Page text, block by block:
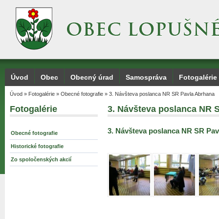
Úvod Obec Obecný úrad Samospráva Fotogalérie
Úvod » Fotogalérie » Obecné fotografie » 3. Návšteva poslanca NR SR Pavla Abrhana
Fotogalérie
Obecné fotografie
Historické fotografie
Zo spoločenských akcií
3. Návšteva poslanca NR
3. Návšteva poslanca NR SR